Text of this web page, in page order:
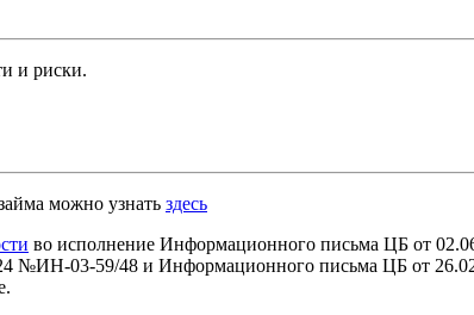
и риски.
можно узнать здесь
во исполнение Информационного письма ЦБ от
№ИН-03-59/48 и Информационного письма ЦБ от